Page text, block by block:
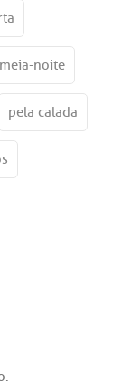
noite
pela calada
.